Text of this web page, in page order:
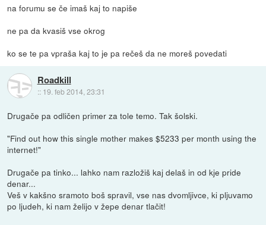
na forumu se če imaš kaj to napiše
ne pa da kvasiš vse okrog
ko se te pa vpraša kaj to je pa rečeš da ne moreš povedati
Roadkill
:: 19. feb 2014, 23:31
Drugače pa odličen primer za tole temo. Tak šolski.
"Find out how this single mother makes $5233 per month using the
internet!"
Drugače pa tinko... lahko nam razložiš kaj delaš in od kje pride
denar...
Veš v kakšno sramoto boš spravil, vse nas dvomljivce, ki pljuvamo
po ljudeh, ki nam želijo v žepe denar tlačit!